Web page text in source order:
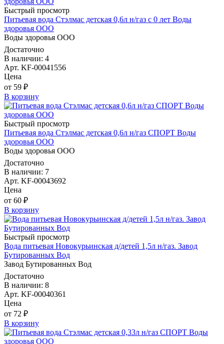
Быстрый просмотр
Питьевая вода Стэлмас детская 0,6л н/газ с 0 лет Воды
здоровья ООО
Воды здоровья ООО
Достаточно
В наличии: 4
Арт. KF-00041556
Цена
от 59 ₽
В корзину
Быстрый просмотр
Питьевая вода Стэлмас детская 0,6л н/газ СПОРТ Воды
здоровья ООО
Воды здоровья ООО
Достаточно
В наличии: 7
Арт. KF-00043692
Цена
от 60 ₽
В корзину
Быстрый просмотр
Вода питьевая Новокурьинская д/детей 1,5л н/газ. Завод
Бутированных Вод
Завод Бутированных Вод
Достаточно
В наличии: 8
Арт. KF-00040361
Цена
от 72 ₽
В корзину